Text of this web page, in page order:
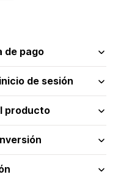
de pago
de sesión
producto